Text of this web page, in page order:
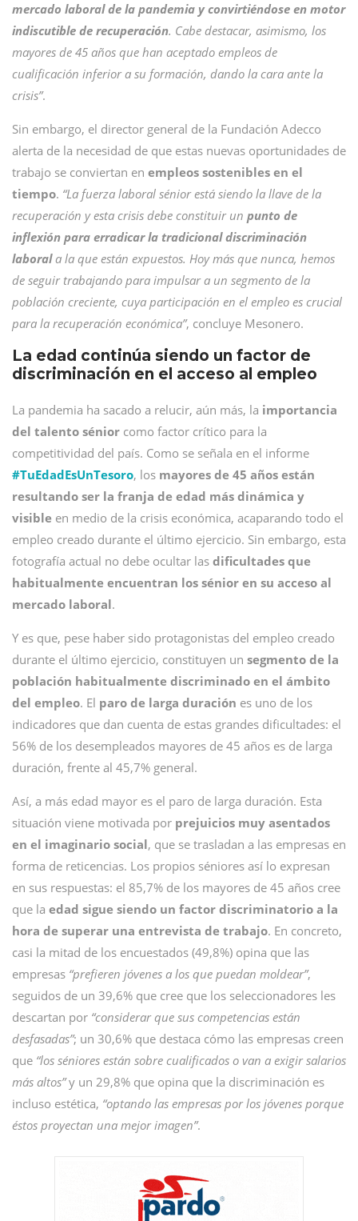
mercado laboral de la pandemia y convirtiéndose en motor
indiscutible de recuperación. Cabe destacar, asimismo, los
mayores de 45 años que han aceptado empleos de
cualificación inferior a su formación, dando la cara ante la
crisis”.
Sin embargo, el director general de la Fundación Adecco
alerta de la necesidad de que estas nuevas oportunidades de
trabajo se conviertan en empleos sostenibles en el
tiempo. “La fuerza laboral sénior está siendo la llave de la
recuperación y esta crisis debe constituir un punto de
inflexión para erradicar la tradicional discriminación
laborala la que están expuestos. Hoy más que nunca, hemos
de seguir trabajando para impulsar a un segmento de la
población creciente, cuya participación en el empleo es crucial
para la recuperación económica”, concluye Mesonero.
La edad continúa siendo un factor de
discriminación en el acceso al empleo
La pandemia ha sacado a relucir, aún más, la importancia
del talento sénior como factor crítico para la
competitividad del país. Como se señala en el informe
#TuEdadEsUnTesoro, los mayores de 45 años están
resultando ser la franja de edad más dinámica y
visible en medio de la crisis económica, acaparando todo el
empleo creado durante el último ejercicio. Sin embargo, esta
fotografía actual no debe ocultar las dificultades que
habitualmente encuentran los sénior en su acceso al
mercado laboral.
Y es que, pese haber sido protagonistas del empleo creado
durante el último ejercicio, constituyen un segmento de la
población habitualmente discriminado en el ámbito
del empleo. El paro de larga duración es uno de los
indicadores que dan cuenta de estas grandes dificultades: el
56% de los desempleados mayores de 45 años es de larga
duración, frente al 45,7% general.
Así, a más edad mayor es el paro de larga duración. Esta
situación viene motivada por prejuicios muy asentados
en el imaginario social, que se trasladan a las empresas en
forma de reticencias. Los propios séniores así lo expresan
en sus respuestas: el 85,7% de los mayores de 45 años cree
que la edad sigue siendo un factor discriminatorio a la
hora de superar una entrevista de trabajo. En concreto,
casi la mitad de los encuestados (49,8%) opina que las
empresas “prefieren jóvenes a los que puedan moldear”,
seguidos de un 39,6% que cree que los seleccionadores les
descartan por “considerar que sus competencias están
desfasadas”; un 30,6% que destaca cómo las empresas creen
que “los séniores están sobre cualificados o van a exigir salarios
más altos”y un 29,8% que opina que la discriminación es
incluso estética, “optando las empresas por los jóvenes porque
éstos proyectan una mejor imagen”.